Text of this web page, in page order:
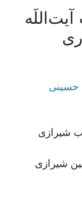
حسینی
شیرازی
شیرازی